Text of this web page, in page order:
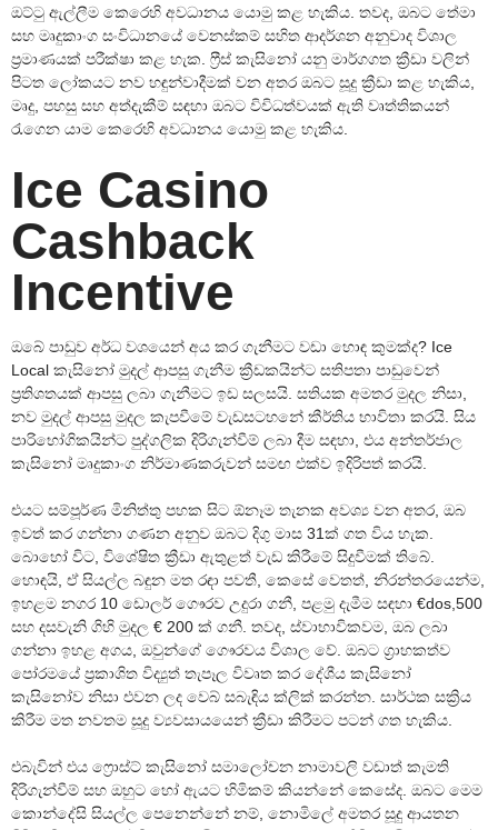
ඔට්ටු ඇල්ලීම කෙරෙහි අවධානය යොමු කළ හැකිය. තවද, ඔබට තේමා
සහ මෘදුකාංග සංවිධානයේ වෙනස්කම් සහිත ආදර්ශන අනුවාද විශාල
ප්‍රමාණයක් පරීක්ෂා කළ හැක. ෆ්‍රීස් කැසිනෝ යනු මාර්ගගත ක්‍රීඩා වලින්
පිටත ලෝකයට නව හඳුන්වාදීමක් වන අතර ඔබට සූදු ක්‍රීඩා කළ හැකිය,
මෘදු, පහසු සහ අත්දැකීම් සඳහා ඔබට විවිධත්වයක් ඇති වෘත්තිකයන්
රැගෙන යාම කෙරෙහි අවධානය යොමු කළ හැකිය.
Ice Casino
Cashback
Incentive
ඔබේ පාඩුව අර්ධ වශයෙන් අය කර ගැනීමට වඩා හොඳ කුමක්ද? Ice
Local කැසිනෝ මුදල් ආපසු ගැනීම ක්‍රීඩකයින්ට සතිපතා පාඩුවෙන්
ප්‍රතිශතයක් ආපසු ලබා ගැනීමට ඉඩ සලසයි. සතියක අමතර මුදල නිසා,
නව මුදල් ආපසු මුදල කැපවීමේ වැඩසටහනේ කීර්තිය භාවිතා කරයි. සිය
පාරිභෝගිකයින්ට පුද්ගලික දිරිගැන්වීම් ලබා දීම සඳහා, එය අන්තර්ජාල
කැසිනෝ මෘදුකාංග නිර්මාණකරුවන් සමඟ එක්ව ඉදිරිපත් කරයි.
එයට සම්පූර්ණ මිනිත්තු පහක සිට ඕනෑම තැනක අවශ්‍ය වන අතර, ඔබ
ඉවත් කර ගන්නා ගණන අනුව ඔබට දිගු මාස ​​31ක් ගත විය හැක.
බොහෝ විට, විශේෂිත ක්‍රීඩා ඇතුළත් වැඩ කිරීමේ සිදුවීමක් තිබේ.
හොඳයි, ඒ සියල්ල බඳුන මත රඳා පවතී, කෙසේ වෙතත්, නිරන්තරයෙන්ම,
ඉහළම නගර 10 ඩොලර් ගෞරව උදුරා ගනී, පළමු දැමීම සඳහා €dos,500
සහ දසවැනි ගිහි මුදල € 200 ක් ගනී. තවද, ස්වාභාවිකවම, ඔබ ලබා
ගන්නා ඉහළ අගය, ඔවුන්ගේ ගෞරවය විශාල වේ. ඔබට ග්‍රාහකත්ව
පෝරමයේ ප්‍රකාශිත විද්‍යුත් තැපෑල විවෘත කර දේශීය කැසිනෝ
කැසිනෝව නිසා එවන ලද වෙබ් සබැඳිය ක්ලික් කරන්න. සාර්ථක සක්‍රිය
කිරීම මත නවතම සූදු ව්‍යවසායයෙන් ක්‍රීඩා කිරීමට පටන් ගත හැකිය.
එබැවින් එය ෆ්‍රොස්ට් කැසිනෝ සමාලෝචන නාමාවලි වඩාත් කැමති
දිරිගැන්වීම් සහ ඔහුට හෝ ඇයට හිමිකම් කියන්නේ කෙසේද. ඔබට මෙම
කොන්දේසි සියල්ල පෙනෙන්නේ නම්, නොමිලේ අමතර සූදු ආයතන